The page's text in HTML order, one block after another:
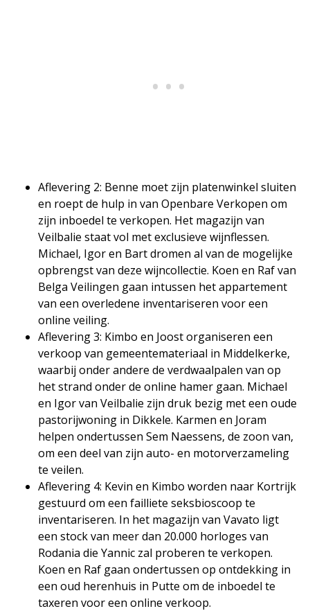
Aflevering 2: Benne moet zijn platenwinkel sluiten
en roept de hulp in van Openbare Verkopen om
zijn inboedel te verkopen. Het magazijn van
Veilbalie staat vol met exclusieve wijnflessen.
Michael, Igor en Bart dromen al van de mogelijke
opbrengst van deze wijncollectie. Koen en Raf van
Belga Veilingen gaan intussen het appartement
van een overledene inventariseren voor een
online veiling.
Aflevering 3: Kimbo en Joost organiseren een
verkoop van gemeentemateriaal in Middelkerke,
waarbij onder andere de verdwaalpalen van op
het strand onder de online hamer gaan. Michael
en Igor van Veilbalie zijn druk bezig met een oude
pastorijwoning in Dikkele. Karmen en Joram
helpen ondertussen Sem Naessens, de zoon van,
om een deel van zijn auto- en motorverzameling
te veilen.
Aflevering 4: Kevin en Kimbo worden naar Kortrijk
gestuurd om een failliete seksbioscoop te
inventariseren. In het magazijn van Vavato ligt
een stock van meer dan 20.000 horloges van
Rodania die Yannic zal proberen te verkopen.
Koen en Raf gaan ondertussen op ontdekking in
een oud herenhuis in Putte om de inboedel te
taxeren voor een online verkoop.